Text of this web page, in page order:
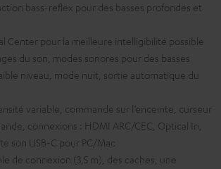
bass-reflex pour des basses profondes et
Center pour la meilleure intelligibilité possible
du son, modes sonores pour des basses
niveau, mode nuit, sortie automatique du
variable, commande sur l’enceinte, curseur
connexions : HDMI ARC/CEC, Optical In,
son USB-C pour PC/Mac
de connexion (3,5 m), des caches, une